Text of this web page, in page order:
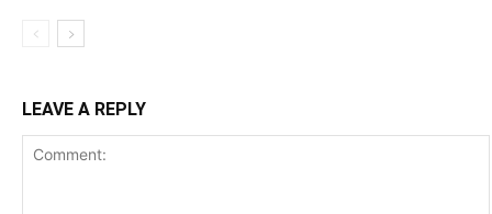
LEAVE A REPLY